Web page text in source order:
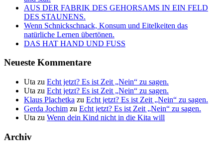
AUS DER FABRIK DES GEHORSAMS IN EIN FELD
DES STAUNENS.
Wenn Schnickschnack, Konsum und Eitelkeiten das
natürliche Lernen übertönen.
DAS HAT HAND UND FUSS
Neueste Kommentare
Uta zu Echt jetzt? Es ist Zeit „Nein“ zu sagen.
Uta zu Echt jetzt? Es ist Zeit „Nein“ zu sagen.
Klaus Plachetka zu Echt jetzt? Es ist Zeit „Nein“ zu sagen.
Gerda Jochim zu Echt jetzt? Es ist Zeit „Nein“ zu sagen.
Uta zu Wenn dein Kind nicht in die Kita will
Archiv